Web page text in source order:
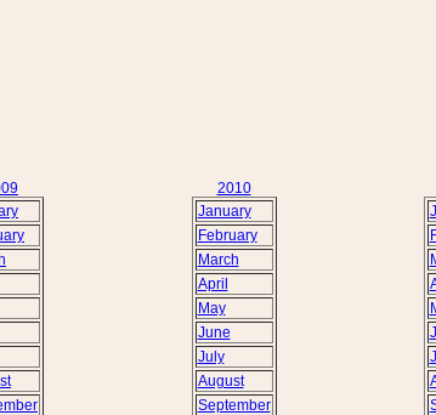
2010
January
February
March
April
May
June
July
August
September